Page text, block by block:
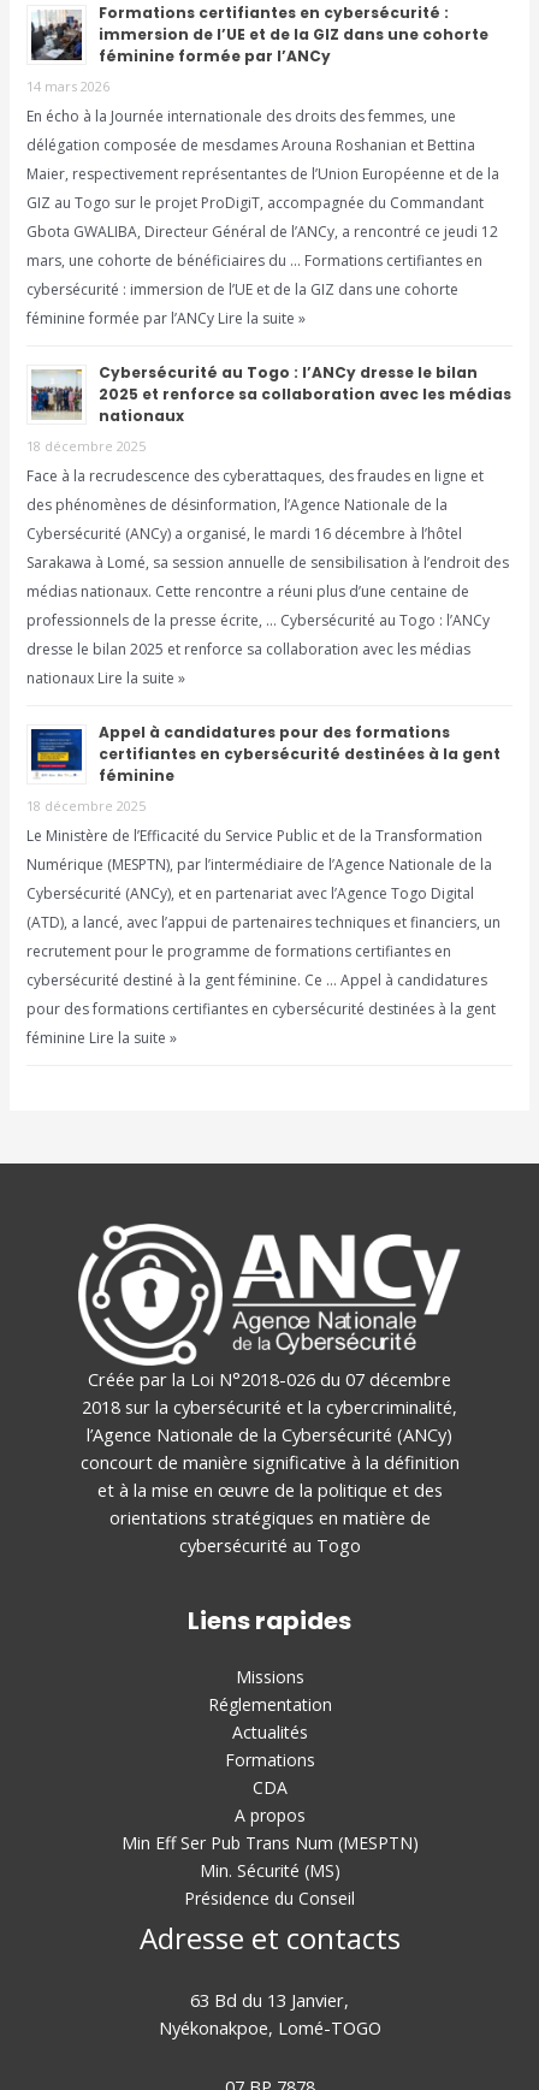
Formations certifiantes en cybersécurité :
immersion de l’UE et de la GIZ dans une cohorte
féminine formée par l’ANCy
14 mars 2026
En écho à la Journée internationale des droits des femmes, une
délégation composée de mesdames Arouna Roshanian et Bettina
Maier, respectivement représentantes de l’Union Européenne et de la
GIZ au Togo sur le projet ProDigiT, accompagnée du Commandant
Gbota GWALIBA, Directeur Général de l’ANCy, a rencontré ce jeudi 12
mars, une cohorte de bénéficiaires du … Formations certifiantes en
cybersécurité : immersion de l’UE et de la GIZ dans une cohorte
féminine formée par l’ANCy Lire la suite »
Cybersécurité au Togo : l’ANCy dresse le bilan
2025 et renforce sa collaboration avec les médias
nationaux
18 décembre 2025
Face à la recrudescence des cyberattaques, des fraudes en ligne et
des phénomènes de désinformation, l’Agence Nationale de la
Cybersécurité (ANCy) a organisé, le mardi 16 décembre à l’hôtel
Sarakawa à Lomé, sa session annuelle de sensibilisation à l’endroit des
médias nationaux. Cette rencontre a réuni plus d’une centaine de
professionnels de la presse écrite, … Cybersécurité au Togo : l’ANCy
dresse le bilan 2025 et renforce sa collaboration avec les médias
nationaux Lire la suite »
Appel à candidatures pour des formations
certifiantes en cybersécurité destinées à la gent
féminine
18 décembre 2025
Le Ministère de l’Efficacité du Service Public et de la Transformation
Numérique (MESPTN), par l’intermédiaire de l’Agence Nationale de la
Cybersécurité (ANCy), et en partenariat avec l’Agence Togo Digital
(ATD), a lancé, avec l’appui de partenaires techniques et financiers, un
recrutement pour le programme de formations certifiantes en
cybersécurité destiné à la gent féminine. Ce … Appel à candidatures
pour des formations certifiantes en cybersécurité destinées à la gent
féminine Lire la suite »
Créée par la Loi N°2018-026 du 07 décembre
2018 sur la cybersécurité et la cybercriminalité,
l’Agence Nationale de la Cybersécurité (ANCy)
concourt de manière significative à la définition
et à la mise en œuvre de la politique et des
orientations stratégiques en matière de
cybersécurité au Togo
Liens rapides
Missions
Réglementation
Actualités
Formations
CDA
A propos
Min Eff Ser Pub Trans Num (MESPTN)
Min. Sécurité (MS)
Présidence du Conseil
Adresse et contacts
63 Bd du 13 Janvier,
Nyékonakpoe, Lomé-TOGO